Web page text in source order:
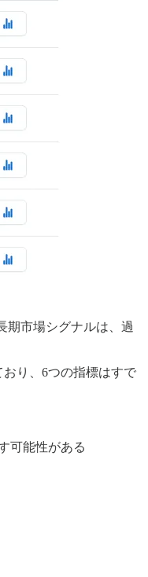
期市場シグナルは、過
おり、6つの指標はすで
可能性がある